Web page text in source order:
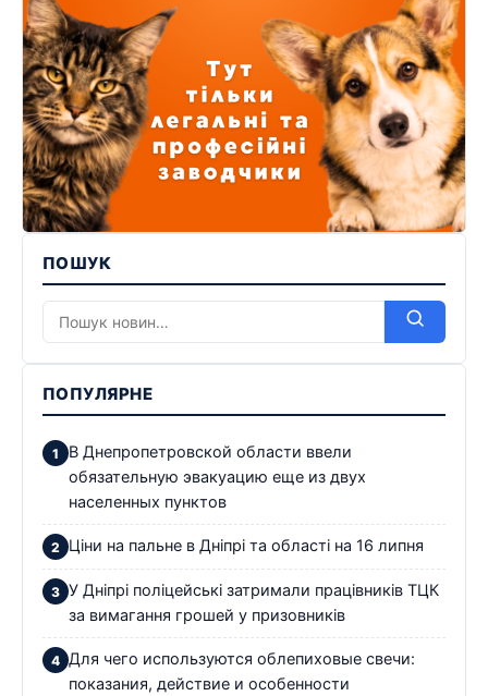
ПОШУК
ПОПУЛЯРНЕ
В Днепропетровской области ввели
обязательную эвакуацию еще из двух
населенных пунктов
Ціни на пальне в Дніпрі та області на 16 липня
У Дніпрі поліцейські затримали працівників ТЦК
за вимагання грошей у призовників
Для чего используются облепиховые свечи:
показания, действие и особенности